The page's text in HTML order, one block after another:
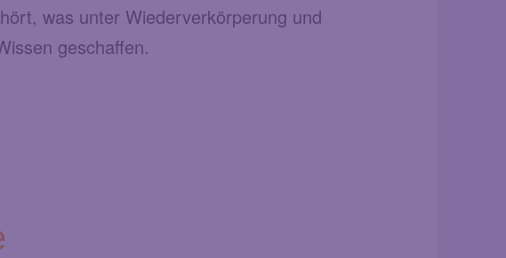
was unter Wiederverkörperung und
geschaffen.